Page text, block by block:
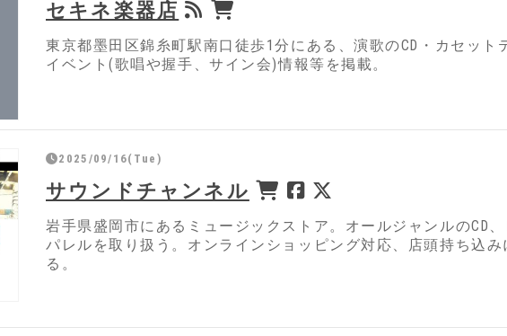
セキネ楽器店
東京都墨田区錦糸町駅南口徒歩1分にある、演歌のCD・カセット
イベント(歌唱や握手、サイン会)情報等を掲載。
2025/09/16(Tue)
サウンドチャンネル
岩手県盛岡市にあるミュージックストア。オールジャンルのCD
パレルを取り扱う。オンラインショッピング対応、店頭持ち込
る。